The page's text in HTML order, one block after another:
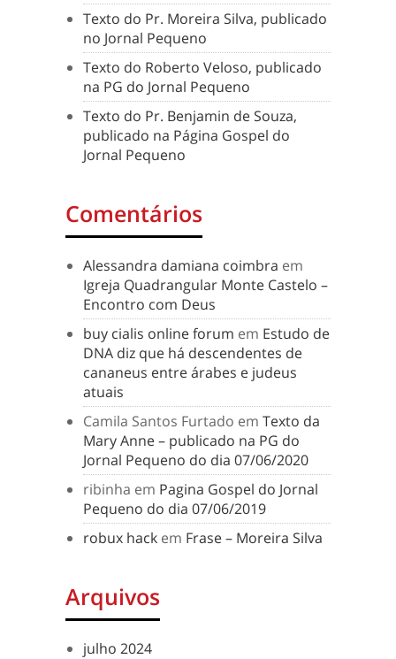
Texto do Pr. Moreira Silva, publicado
no Jornal Pequeno
Texto do Roberto Veloso, publicado
na PG do Jornal Pequeno
Texto do Pr. Benjamin de Souza,
publicado na Página Gospel do
Jornal Pequeno
Comentários
Alessandra damiana coimbra em
Igreja Quadrangular Monte Castelo –
Encontro com Deus
buy cialis online forum em Estudo de
DNA diz que há descendentes de
cananeus entre árabes e judeus
atuais
Camila Santos Furtado em Texto da
Mary Anne – publicado na PG do
Jornal Pequeno do dia 07/06/2020
ribinha em Pagina Gospel do Jornal
Pequeno do dia 07/06/2019
robux hack em Frase – Moreira Silva
Arquivos
julho 2024